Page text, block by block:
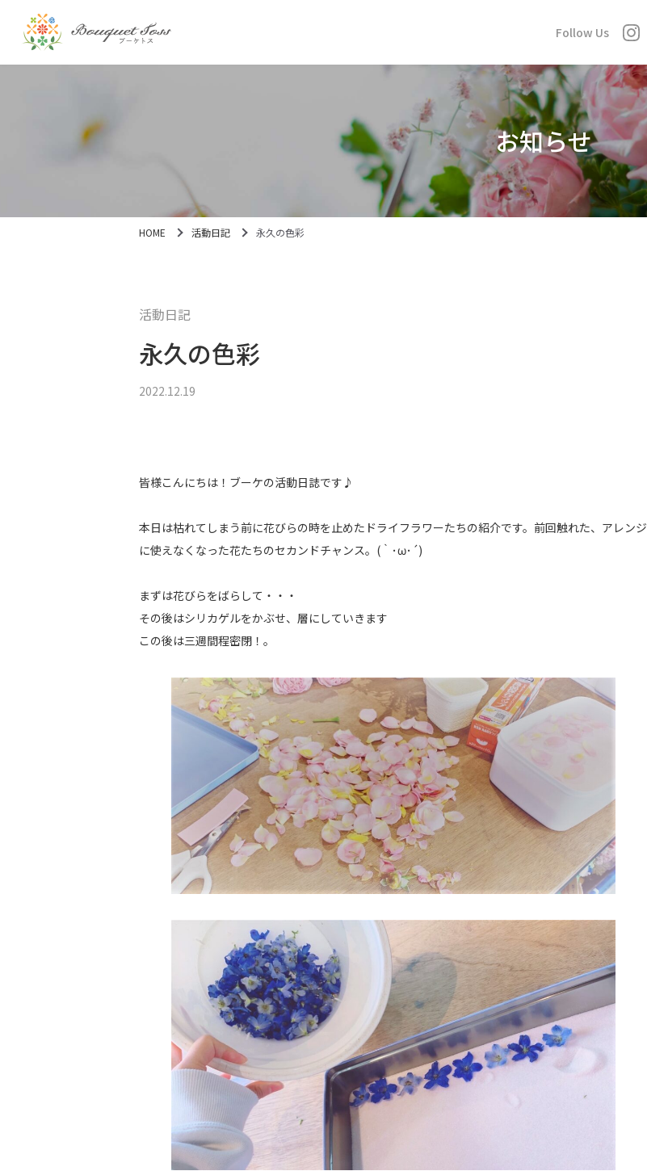
Follow Us
お知らせ
HOME 活動日記 永久の色彩
活動日記
永久の色彩
2022.12.19
皆様こんにちは！ブーケの活動日誌です♪
本日は枯れてしまう前に花びらの時を止めたドライフラワーたちの紹介です。前回触れた、アレンジ
に使えなくなった花たちのセカンドチャンス。(｀･ω･´)
まずは花びらをばらして・・・
その後はシリカゲルをかぶせ、層にしていきます
この後は三週間程密閉！。